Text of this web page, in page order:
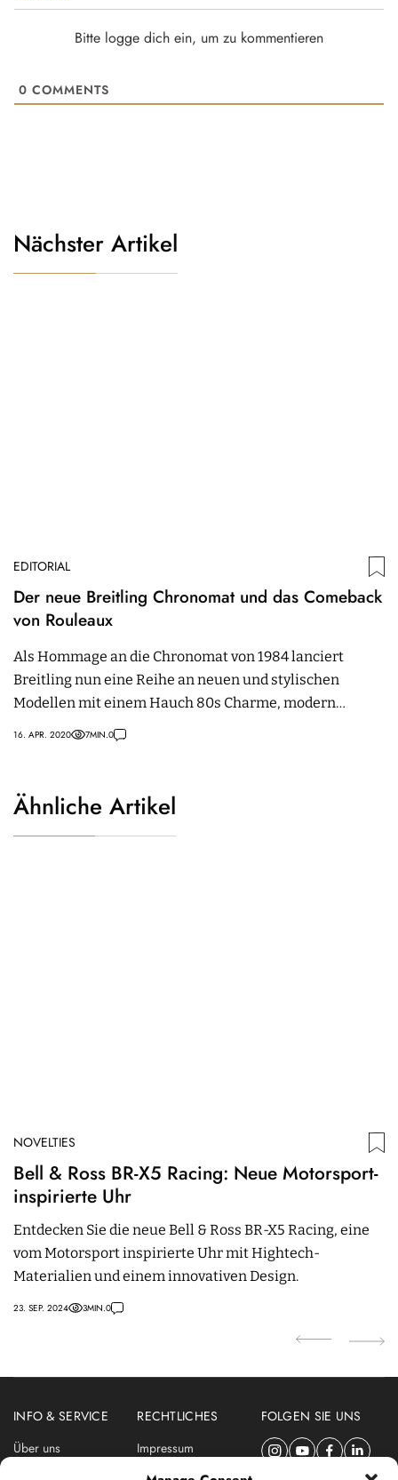
Bitte logge dich ein, um zu kommentieren
0 COMMENTS
Nächster Artikel
EDITORIAL
Der neue Breitling Chronomat und das Comeback
von Rouleaux
Als Hommage an die Chronomat von 1984 lanciert
Breitling nun eine Reihe an neuen und stylischen
Modellen mit einem Hauch 80s Charme, modern
interpretiert.
16. APR. 2020 7MIN.0
Ähnliche Artikel
NOVELTIES
Bell & Ross BR-X5 Racing: Neue Motorsport-
inspirierte Uhr
Entdecken Sie die neue Bell & Ross BR-X5 Racing, eine
vom Motorsport inspirierte Uhr mit Hightech-
Materialien und einem innovativen Design.
23. SEP. 2024 3MIN.0
INFO & SERVICE
Über uns
RECHTLICHES
Impressum
Datenschutzerklärung
FOLGEN SIE UNS